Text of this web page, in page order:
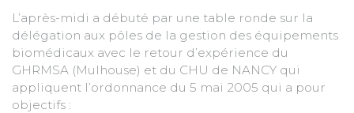
L’après-midi a débuté par une table ronde sur la
délégation aux pôles de la gestion des équipements
biomédicaux avec le retour d’expérience du
GHRMSA (Mulhouse) et du CHU de NANCY qui
appliquent l’ordonnance du 5 mai 2005 qui a pour
objectifs :